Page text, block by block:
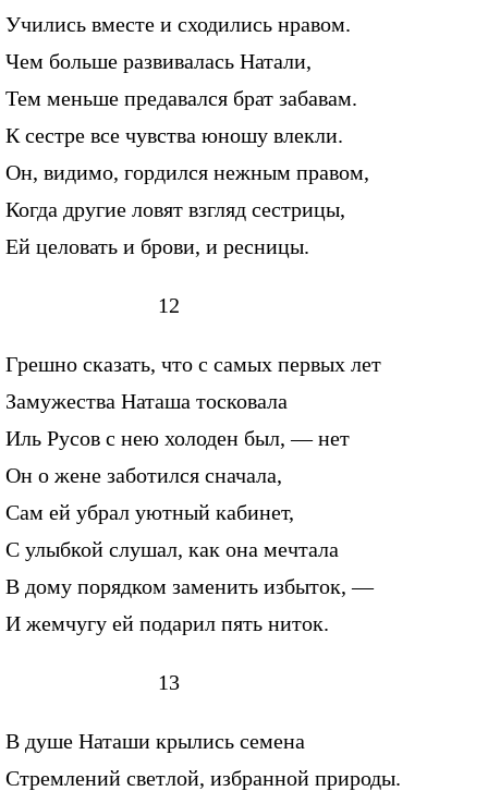
Учились вместе и сходились нравом.
Чем больше развивалась Натали,
Тем меньше предавался брат забавам.
К сестре все чувства юношу влекли.
Он, видимо, гордился нежным правом,
Когда другие ловят взгляд сестрицы,
Ей целовать и брови, и ресницы.
12
Грешно сказать, что с самых первых лет
Замужества Наташа тосковала
Иль Русов с нею холоден был, — нет
Он о жене заботился сначала,
Сам ей убрал уютный кабинет,
С улыбкой слушал, как она мечтала
В дому порядком заменить избыток, —
И жемчугу ей подарил пять ниток.
13
В душе Наташи крылись семена
Стремлений светлой, избранной природы.